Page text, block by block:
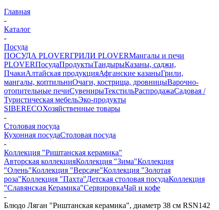
Главная
-
Каталог
-
Посуда
ПОСУДА PLOVERГРИЛИ PLOVERМангалы и печи
PLOVERПосудаПродуктыТандырыКазаны, саджи,
ПчакиАлтайская продукцияАфганские казаныГрили,
мангалы, коптильниОчаги, кострища, дровницыВарочно-
отопительные печиСувенирыТекстильРаспродажаСадовая /
Туристическая мебельЭко-продукты
SIBERECOХозяйственные товары
-
Столовая посуда
Кухонная посудаСтоловая посуда
-
Коллекция "Риштанская керамика"
Авторская коллекцияКоллекция "Зима"Коллекция
"Олень"Коллекция "Версаче"Коллекция "Золотая
роза"Коллекция "Пахта"Детская столовая посудаКоллекция
"Славянская Керамика"СервировкаЧай и кофе
-
Блюдо Ляган "Риштанская керамика", диаметр 38 см RSN142